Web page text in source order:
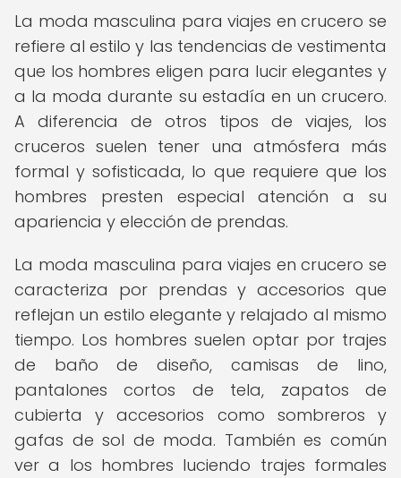
La moda masculina para viajes en crucero se
refiere al estilo y las tendencias de vestimenta
que los hombres eligen para lucir elegantes y
a la moda durante su estadía en un crucero.
A diferencia de otros tipos de viajes, los
cruceros suelen tener una atmósfera más
formal y sofisticada, lo que requiere que los
hombres presten especial atención a su
apariencia y elección de prendas.
La moda masculina para viajes en crucero se
caracteriza por prendas y accesorios que
reflejan un estilo elegante y relajado al mismo
tiempo. Los hombres suelen optar por trajes
de baño de diseño, camisas de lino,
pantalones cortos de tela, zapatos de
cubierta y accesorios como sombreros y
gafas de sol de moda. También es común
ver a los hombres luciendo trajes formales